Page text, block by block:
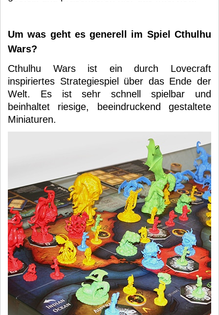
Um was geht es generell im Spiel Cthulhu
Wars?
Cthulhu Wars ist ein durch Lovecraft
inspiriertes Strategiespiel über das Ende der
Welt. Es ist sehr schnell spielbar und
beinhaltet riesige, beeindruckend gestaltete
Miniaturen.